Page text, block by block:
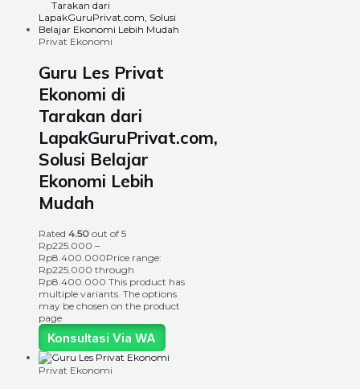
Privat Ekonomi
Guru Les Privat
Ekonomi di
Tarakan dari
LapakGuruPrivat.com,
Solusi Belajar
Ekonomi Lebih
Mudah
Rated 4.50 out of 5
Rp225.000 –
Rp8.400.000Price range:
Rp225.000 through
Rp8.400.000 This product has
multiple variants. The options
may be chosen on the product
page
Konsultasi Via WA
Privat Ekonomi